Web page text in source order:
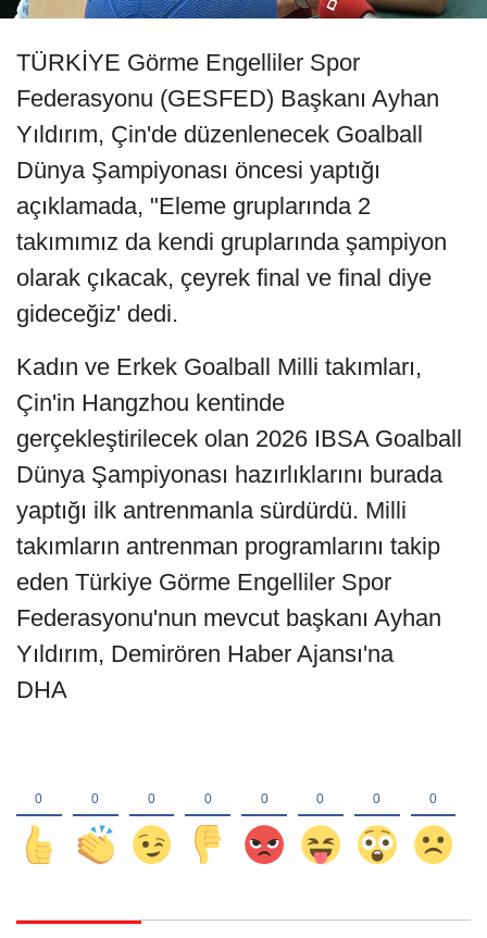
TÜRKİYE Görme Engelliler Spor
Federasyonu (GESFED) Başkanı Ayhan
Yıldırım, Çin'de düzenlenecek Goalball
Dünya Şampiyonası öncesi yaptığı
açıklamada, "Eleme gruplarında 2
takımımız da kendi gruplarında şampiyon
olarak çıkacak, çeyrek final ve final diye
gideceğiz' dedi.
Kadın ve Erkek Goalball Milli takımları,
Çin'in Hangzhou kentinde
gerçekleştirilecek olan 2026 IBSA Goalball
Dünya Şampiyonası hazırlıklarını burada
yaptığı ilk antrenmanla sürdürdü. Milli
takımların antrenman programlarını takip
eden Türkiye Görme Engelliler Spor
Federasyonu'nun mevcut başkanı Ayhan
Yıldırım, Demirören Haber Ajansı'na
DHA